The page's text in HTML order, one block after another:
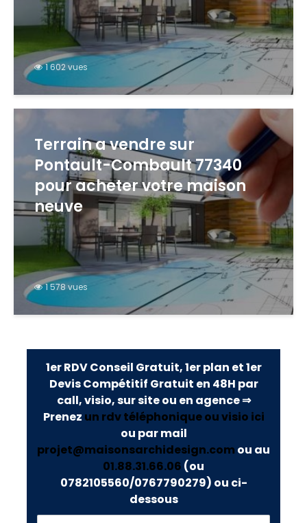
1 602 vues
Terrain a vendre sur
Pontault-Combault 77340
pour acheter votre maison
neuve
1 578 vues
1er RDV Conseil Gratuit, 1er plan et 1er
Devis Compétitif Gratuit en 48H par
call, visio, sur site ou en agence ⇒
Prenez un rdv téléphonique ou visio ici
ou par mail
projet@maisonsarchidesign.com ou au
01.88.31.66.06 (ou
0782105560/0767790279) ou ci-
dessous